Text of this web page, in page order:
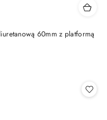
60mm z platformą